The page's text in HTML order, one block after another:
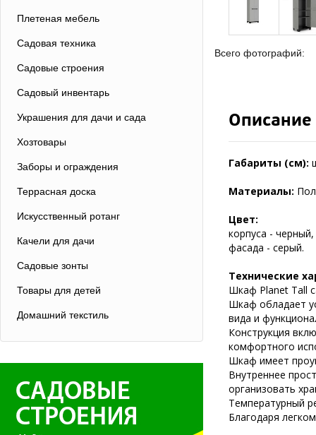
Плетеная мебель
Садовая техника
Садовые строения
Садовый инвентарь
Украшения для дачи и сада
Хозтовары
Заборы и ограждения
Террасная доска
Искусственный ротанг
Качели для дачи
Садовые зонты
Товары для детей
Домашний текстиль
Всего фотографий:
Описание
Габариты (см):
Материалы:
Цвет:
корпуса - черный,
фасада - серый.
Технические
Шкаф Planet Tall
Шкаф обладает
вида и
Конструкция
комфортного
Шкаф имеет
Внутреннее
организовать
Температурный
Благодаря